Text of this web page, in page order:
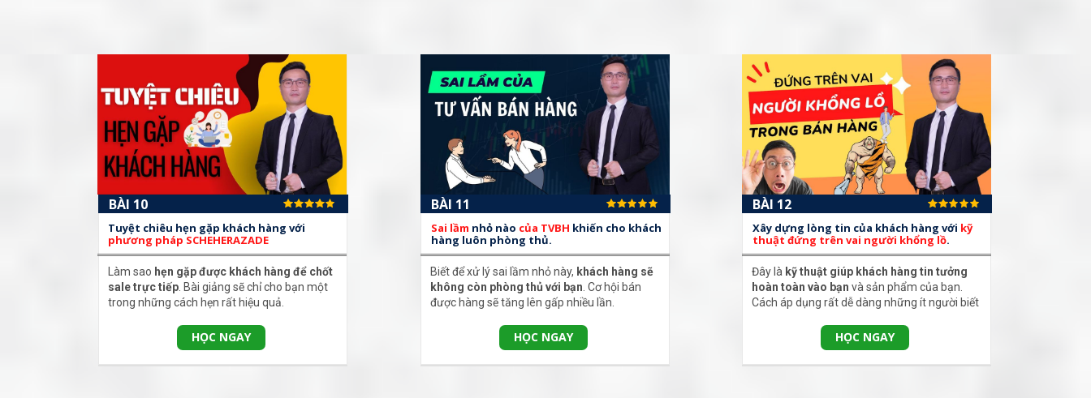
Làm sao hẹn gặp được khách hàng để chốt
sale trực tiếp. Bài giảng sẽ chỉ cho bạn một
trong những cách hẹn rất hiệu quả.
Tuyệt chiêu hẹn gặp khách hàng với
phương pháp SCHEHERAZADE
BÀI 10
HỌC NGAY
Biết để xử lý sai lầm nhỏ này, khách hàng sẽ
không còn phòng thủ với bạn . Cơ hội bán
được hàng sẽ tăng lên gấp nhiều lần.
Sai lầm nhỏ nào của TVBH khiến cho khách
hàng luôn phòng thủ.
BÀI 11
HỌC NGAY
Đây là kỹ thuật giúp khách hàng tin tưởng
hoàn toàn vào bạn và sản phẩm của bạn.
Cách áp dụng rất dễ dàng những ít người biết
Xây dựng lòng tin của khách hàng với kỹ
thuật đứng trên vai người khổng lồ.
BÀI 12
HỌC NGAY